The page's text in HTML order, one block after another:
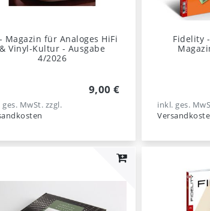
Magazin für Analoges HiFi
& Vinyl-Kultur - Ausgabe
4/2026
9,00 €
ges. MwSt. zzgl.
Fidelity
inkl. ges.